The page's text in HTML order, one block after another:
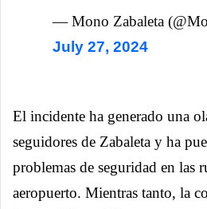
— Mono Zabaleta
July 27, 2024
El incidente ha generado una
seguidores de Zabaleta y ha
problemas de seguridad en las
aeropuerto. Mientras tanto, la